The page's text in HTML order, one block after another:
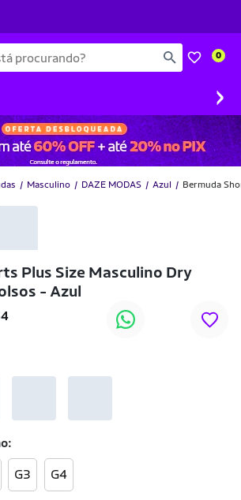
0
›
Masculino DAZE MODAS Azul Bermuda
Plus Size Masculino Dry
- Azul
-34% OFF
G3 G4